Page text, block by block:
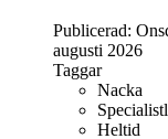
Publicerad:
augusti 2026
Taggar
Nacka
Heltid